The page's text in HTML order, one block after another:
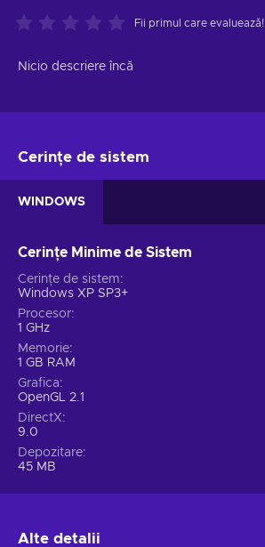
Fii primul care evaluează!
Nicio descriere încă
Cerințe de sistem
WINDOWS
Cerințe Minime de Sistem
Cerințe de sistem
Windows XP SP3+
Procesor
1 GHz
Memorie
1 GB RAM
Grafica
OpenGL 2.1
DirectX
9.0
Depozitare
45 MB
Alte detalii